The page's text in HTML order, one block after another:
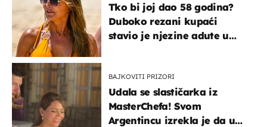
Tko bi joj dao 58 godina?
Duboko rezani kupaći
stavio je njezine adute u
BAJKOVITI PRIZORI
Udala se slastičarka iz
MasterChefa! Svom
Argentincu izrekla je da u